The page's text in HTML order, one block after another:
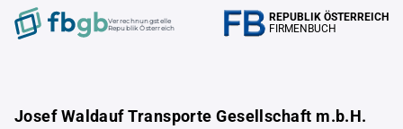
Verrechnungstelle
Republik Österreich
REPUBLIK ÖSTERREICH
FIRMENBUCH
Josef Waldauf Transporte Gesellschaft m.b.H.